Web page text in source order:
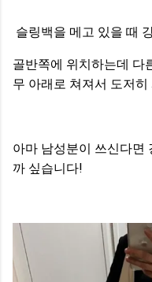
슬링백을 메고 있을 때
골반쪽에 위치하는데 다
무 아래로 쳐져서 도저
아마 남성분이 쓰신다면
까 싶습니다!